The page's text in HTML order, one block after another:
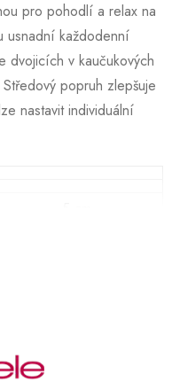
pro pohodlí a relax na
usnadní každodenní
dvojicích v kaučukových
popruh zlepšuje
nastavit individuální